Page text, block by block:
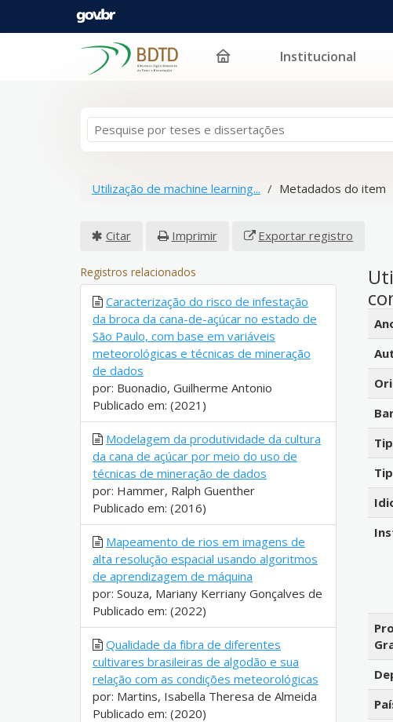
Pular para o conteúdo Institucional
Utilização de machine learning... Metadados do item
Citar Imprimir Exportar registro
Registros relacionados
Caracterização do risco de infestação
da broca da cana-de-açúcar no estado de
São Paulo, com base em variáveis
meteorológicas e técnicas de mineração
de dados
por: Buonadio, Guilherme Antonio
Publicado em: (2021)
Modelagem da produtividade da cultura
da cana de açúcar por meio do uso de
técnicas de mineração de dados
por: Hammer, Ralph Guenther
Publicado em: (2016)
Mapeamento de rios em imagens de
alta resolução espacial usando algoritmos
de aprendizagem de máquina
por: Souza, Mariany Kerriany Gonçalves de
Publicado em: (2022)
Qualidade da fibra de diferentes
cultivares brasileiras de algodão e sua
relação com as condições meteorológicas
por: Martins, Isabella Theresa de Almeida
Publicado em: (2020)